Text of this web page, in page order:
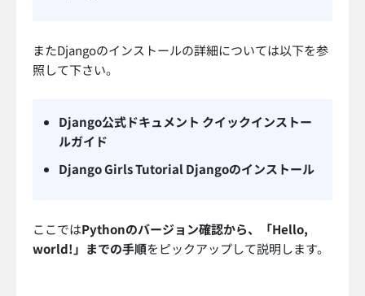
またDjangoのインストールの詳細については以下を参
照して下さい。
Django公式ドキュメント クイックインストー
ルガイド
Django Girls Tutorial Djangoのインストール
ここではPythonのバージョン確認から、「Hello,
world!」までの手順をピックアップして説明します。